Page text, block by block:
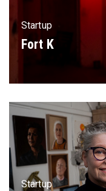
Startup
Fort K
Startup